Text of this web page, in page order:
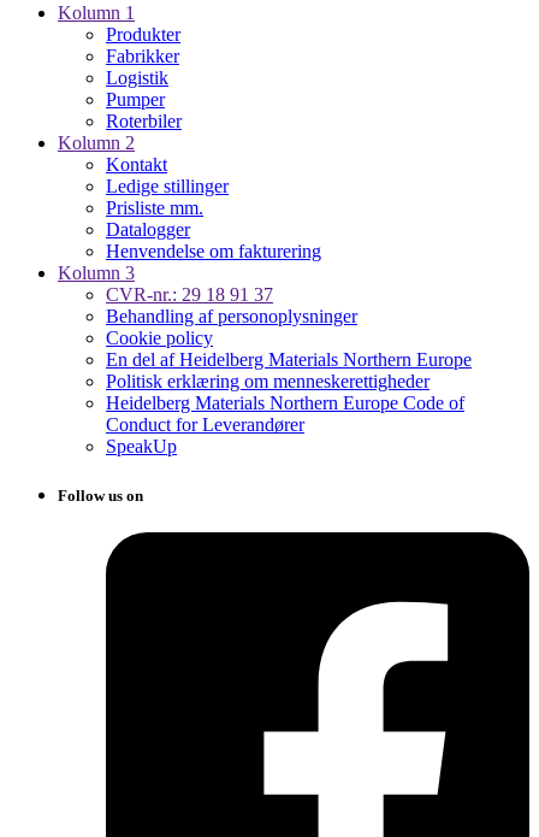
Kolumn 1
Produkter
Fabrikker
Logistik
Pumper
Roterbiler
Kolumn 2
Kontakt
Ledige stillinger
Prisliste mm.
Datalogger
Henvendelse om fakturering
Kolumn 3
CVR-nr.: 29 18 91 37
Behandling af personoplysninger
Cookie policy
En del af Heidelberg Materials Northern Europe
Politisk erklæring om menneskerettigheder
Heidelberg Materials Northern Europe Code of
Conduct for Leverandører
SpeakUp
Follow us on